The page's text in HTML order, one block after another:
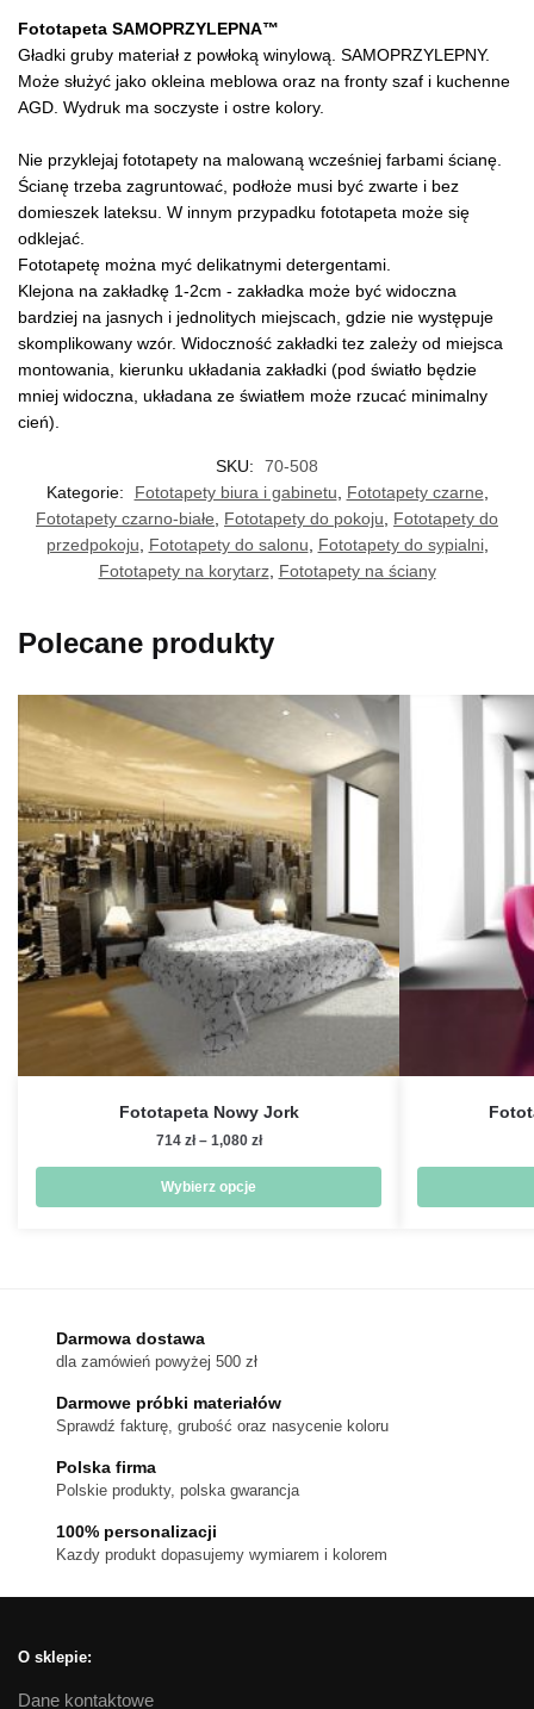
Fototapeta SAMOPRZYLEPNA™
Gładki gruby materiał z powłoką winylową. SAMOPRZYLEPNY.
Może służyć jako okleina meblowa oraz na fronty szaf i kuchenne
AGD. Wydruk ma soczyste i ostre kolory.
Nie przyklejaj fototapety na malowaną wcześniej farbami ścianę.
Ścianę trzeba zagruntować, podłoże musi być zwarte i bez
domieszek lateksu. W innym przypadku fototapeta może się
odklejać.
Fototapetę można myć delikatnymi detergentami.
Klejona na zakładkę 1-2cm - zakładka może być widoczna
bardziej na jasnych i jednolitych miejscach, gdzie nie występuje
skomplikowany wzór. Widoczność zakładki tez zależy od miejsca
montowania, kierunku układania zakładki (pod światło będzie
mniej widoczna, układana ze światłem może rzucać minimalny
cień).
SKU:
70-508
Kategorie:
Fototapety biura i gabinetu Fototapety czarne
Fototapety czarno-białe
Fototapety do pokoju
Fototapety do
przedpokoju
Fototapety do salonu Fototapety do sypialni,
Fototapety na korytarz, Fototapety na ściany
Polecane produkty
Fototapeta Nowy Jork
714 zł – 1,080 złZakres
714 zł
Wybierz opcje
Opcje
można
wybrać
stronie
Darmowa dostawa
dla zamówień powyżej 500 zł
Darmowe próbki materiałów
Sprawdź fakturę, grubość oraz nasycenie koloru
Polska firma
Polskie produkty, polska gwarancja
100% personalizacji
Kazdy produkt dopasujemy wymiarem i kolorem
O sklepie:
Dane kontaktowe